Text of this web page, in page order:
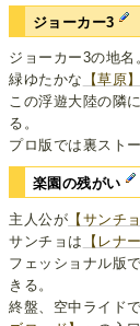
ジョーカー3
ジョーカー3の地名
緑ゆたかな
【草原】
この浮遊大陸の隣
る。
プロ版では裏スト
楽園の残がい
主人公が 【サンチ
サンチョは
【レナ
フェッショナル版
きる。
終盤、空中ライド